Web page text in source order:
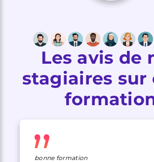
Les avis de
stagiaires sur
bonne formation